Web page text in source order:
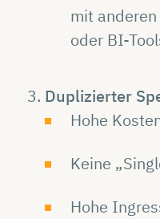
mit anderen
oder BI-
Duplizierter
Hohe
Keine
Hohe